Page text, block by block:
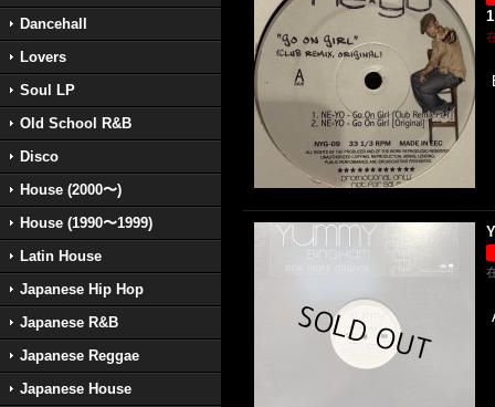
Dancehall
Lovers
Soul LP
Old School R&B
Disco
House (2000〜)
House (1990〜1999)
Latin House
Japanese Hip Hop
Japanese R&B
Japanese Reggae
Japanese House